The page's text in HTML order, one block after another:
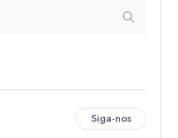
Siga-nos